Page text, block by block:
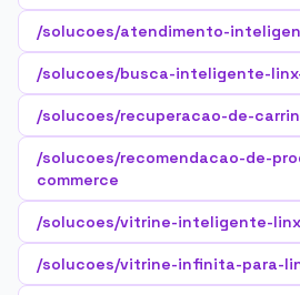
/solucoes/atendimento-
/solucoes/busca-inteligente-
/solucoes/recuperacao-de-
/solucoes/recomendacao-de-
commerce
/solucoes/vitrine-inteligente-
/solucoes/vitrine-infinita-para-